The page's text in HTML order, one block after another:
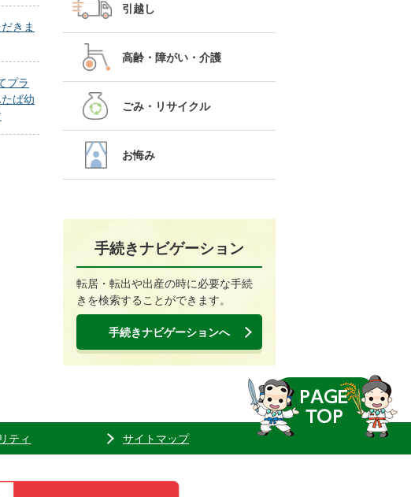
きま
プラ
ば幼
引越し
高齢・障がい・介護
ごみ・リサイクル
お悔み
手続きナビゲーション
転居・転出や出産の時に必要な手続
きを検索することができます。
手続きナビゲーションへ
ティ サイトマップ